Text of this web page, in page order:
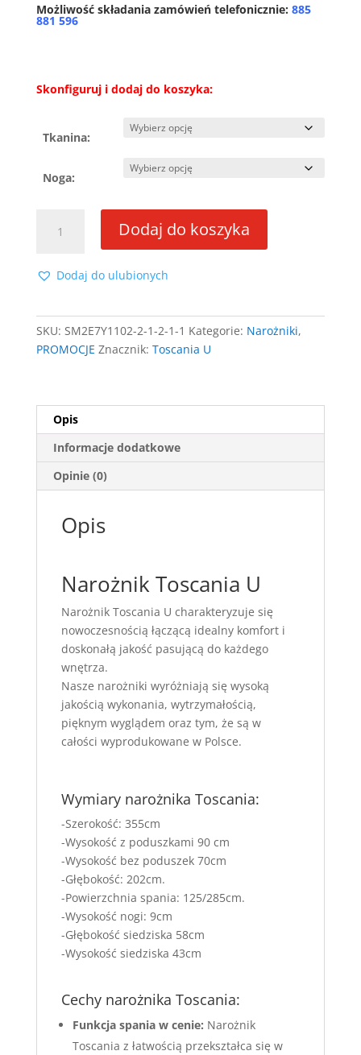
Możliwość składania zamówień telefonicznie: 885
881 596
Skonfiguruj i dodaj do koszyka:
Tkanina:
Noga:
Narożnik
U
Dodaj do koszyka
Dodaj do ulubionych
SKU: SM2E7Y1102-2-1-2-1-1 Kategorie: Narożniki,
PROMOCJE Znacznik: Toscania U
Opis
Informacje dodatkowe
Opinie (0)
Opis
Narożnik Toscania U
Narożnik Toscania U charakteryzuje się
nowoczesnością łączącą idealny komfort i
doskonałą jakość pasującą do każdego
wnętrza.
Nasze narożniki wyróżniają się wysoką
jakością wykonania, wytrzymałością,
pięknym wyglądem oraz tym, że są w
całości wyprodukowane w Polsce.
Wymiary narożnika Toscania:
-Szerokość: 355cm
-Wysokość z poduszkami 90 cm
-Wysokość bez poduszek 70cm
-Głębokość: 202cm.
-Powierzchnia spania: 125/285cm.
-Wysokość nogi: 9cm
-Głębokość siedziska 58cm
-Wysokość siedziska 43cm
Cechy narożnika Toscania:
Funkcja spania w cenie: Narożnik
Toscania z łatwością przekształca się w